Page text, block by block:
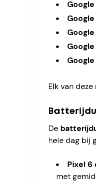
Google
Elk van
De
hele dag bij
Pixel 6
met